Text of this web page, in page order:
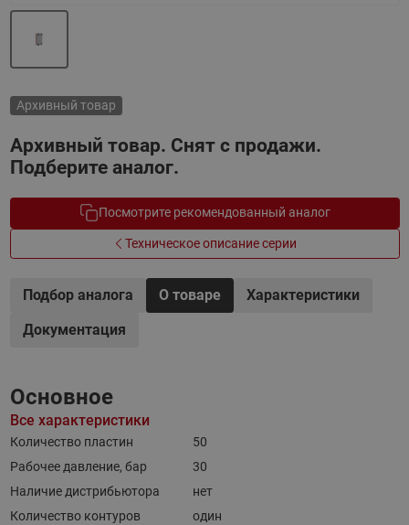
Архивный товар
Архивный товар. Снят с продажи.
Подберите аналог.
Посмотрите рекомендованный аналог
Техническое описание серии
Подбор аналога О товаре
Характеристики
Документация
Основное
Все характеристики
Количество пластин
50
Рабочее давление, бар
30
Наличие дистрибьютора
нет
Количество контуров
один